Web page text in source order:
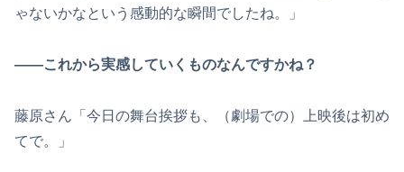
ゃないかなという感動的な瞬間でしたね。」
――これから実感していくものなんですかね？
藤原さん「今日の舞台挨拶も、（劇場での）上映後は初め
てで。」